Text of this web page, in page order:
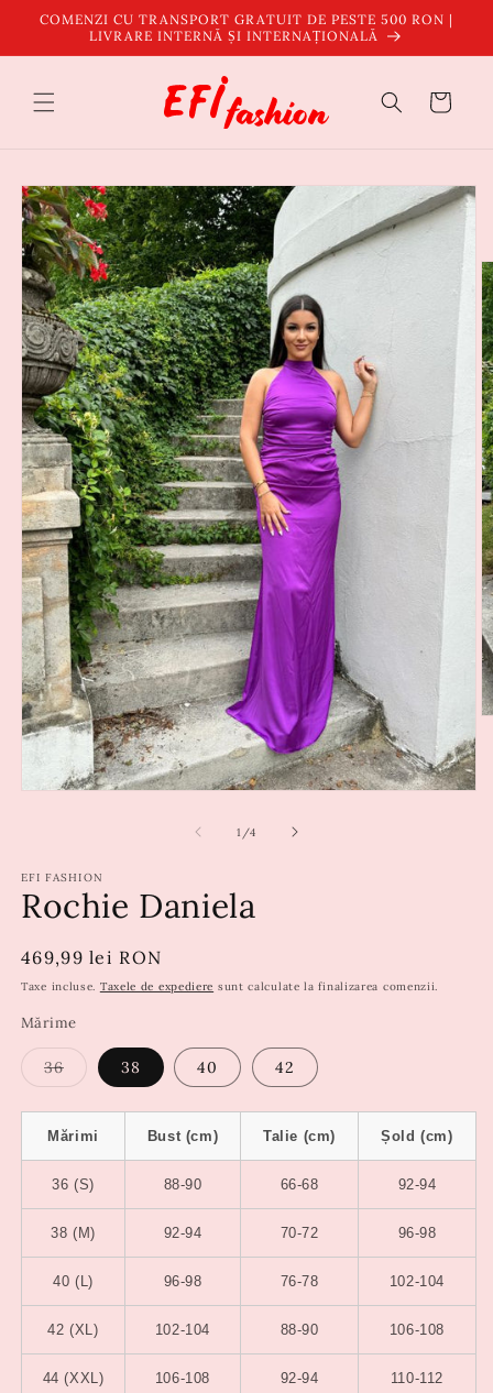
Salt la
conținut
COMENZI CU TRANSPORT GRATUIT DE PESTE 500 RON |
LIVRARE INTERNĂ ȘI INTERNAȚIONALĂ
Coș
informațiile
despre
produs
1 /din
4
EFI FASHION
Rochie Daniela
Preț
obișnuit
469,99 lei RON
Taxe incluse. Taxele de expediere sunt calculate la finalizarea comenzii.
Mărime
36Varianta
are
epuizat
sau
este
indisponibilă
38 40 42
Mărimi Bust (cm) Talie (cm) Șold (cm)
36 (S) 88-90 66-68 92-94
38 (M) 92-94 70-72 96-98
40 (L) 96-98 76-78 102-104
42 (XL) 102-104 88-90 106-108
44 (XXL) 106-108 92-94 110-112